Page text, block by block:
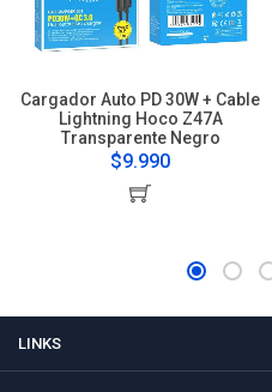
Cargador Auto PD 30W + Cable
Lightning Hoco Z47A
Transparente Negro
$9.990
LINKS